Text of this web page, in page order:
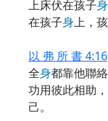
上床伏在孩子身
在孩子身上，
以 弗 所 書 4:16
全身都靠他聯
功用彼此相助
己。